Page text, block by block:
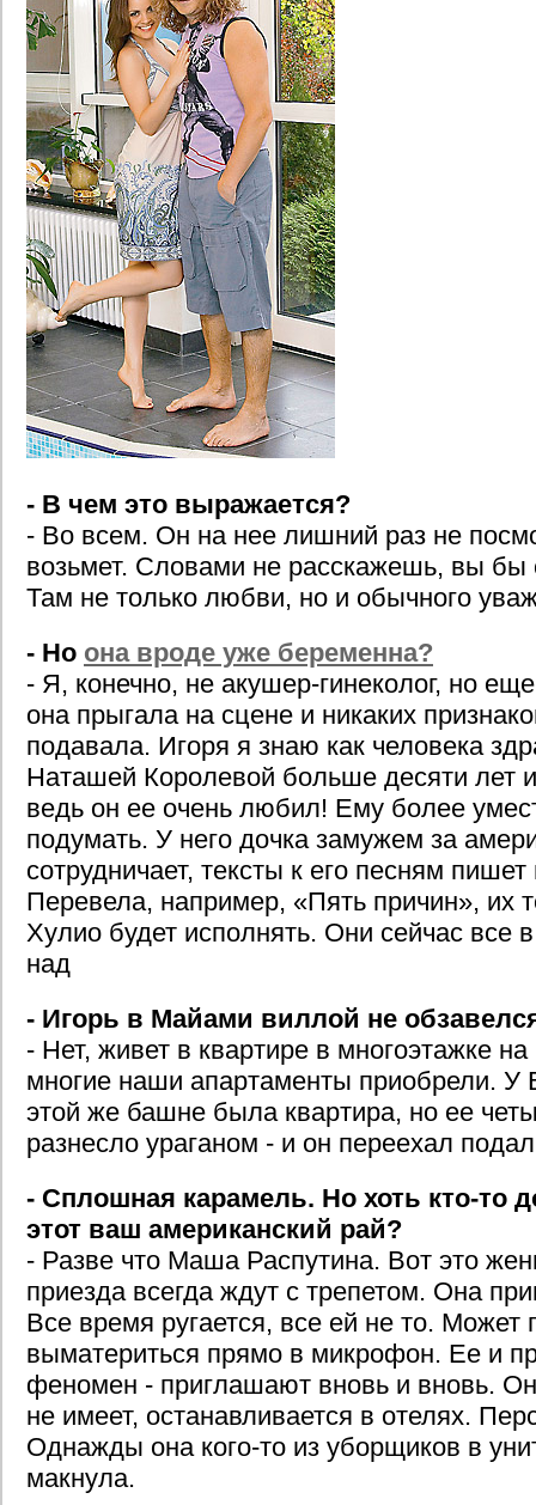
- В чем это выражается?
- Во всем. Он на нее лишний раз не
возьмет. Словами не расскажешь, вы бы
Там не только любви, но и обычного
- Но она вроде уже беременна?
- Я, конечно, не акушер-гинеколог, но
она прыгала на сцене и никаких
подавала. Игоря я знаю как человека
Наташей Королевой больше десяти лет
ведь он ее очень любил! Ему более
подумать. У него дочка замужем за
сотрудничает, тексты к его песням
Перевела, например, «Пять причин», их
Хулио будет исполнять. Они сейчас все
над
- Игорь в Майами виллой не
- Нет, живет в квартире в многоэтажке на
многие наши апартаменты приобрели. У
этой же башне была квартира, но ее
разнесло ураганом - и он переехал
- Сплошная карамель. Но хоть кто-то
этот ваш американский рай?
- Разве что Маша Распутина. Вот это
приезда всегда ждут с трепетом. Она
Все время ругается, все ей не то. Может
выматериться прямо в микрофон. Ее и
феномен - приглашают вновь и вновь.
не имеет, останавливается в отелях.
Однажды она кого-то из уборщиков в
макнула.